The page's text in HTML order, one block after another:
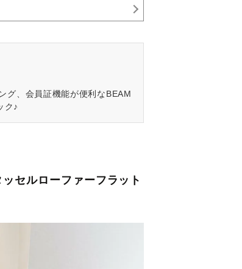
グ、会員証機能が便利なBEAM
ク♪
セルローファーフラット